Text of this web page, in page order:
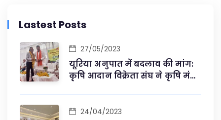
Lastest Posts
यूरिया अनुपात में बदलाव की मांग:
कृषि आदान विक्रेता संघ ने कृषि मंत्री
27/05/2023
24/04/2023